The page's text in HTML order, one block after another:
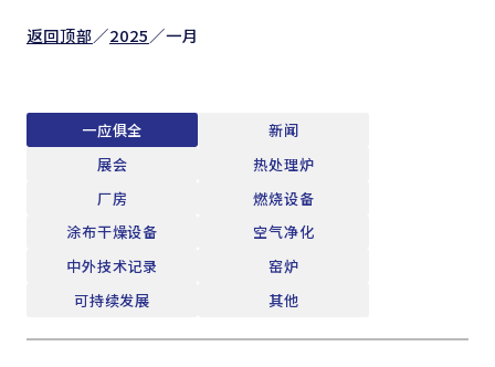
返回顶部／2025／一月
一应俱全
新闻
展会
热处理炉
厂房
燃烧设备
涂布干燥设备
空气净化
中外技术记录
窑炉
可持续发展
其他